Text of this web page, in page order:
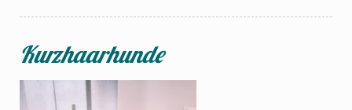
Kurzhaarhunde